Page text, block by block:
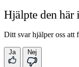
Hjälpte den här
Ditt svar hjälper oss att
Ja Nej